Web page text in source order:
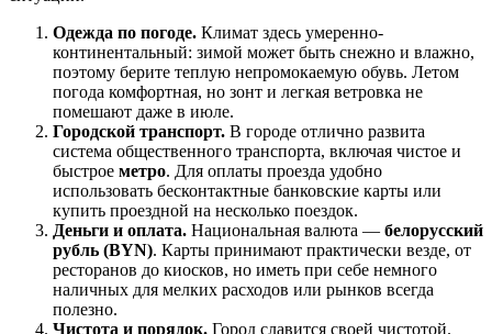
Одежда по погоде. Климат здесь умеренно-
континентальный: зимой может быть снежно и влажно,
поэтому берите теплую непромокаемую обувь. Летом
погода комфортная, но зонт и легкая ветровка не
помешают даже в июле.
Городской транспорт. В городе отлично развита
система общественного транспорта, включая чистое и
быстрое метро. Для оплаты проезда удобно
использовать бесконтактные банковские карты или
купить проездной на несколько поездок.
Деньги и оплата. Национальная валюта — белорусский
рубль (BYN). Карты принимают практически везде, от
ресторанов до киосков, но иметь при себе немного
наличных для мелких расходов или рынков всегда
полезно.
Чистота и порядок. Город славится своей чистотой.